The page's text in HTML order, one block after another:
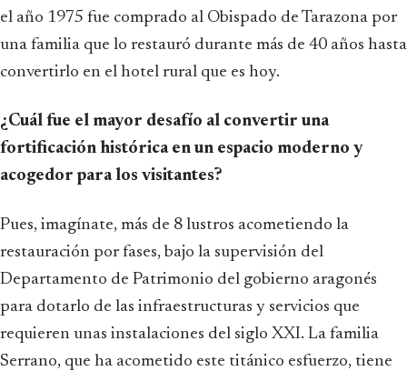
el año 1975 fue comprado al Obispado de Tarazona por
una familia que lo restauró durante más de 40 años hasta
convertirlo en el hotel rural que es hoy.
¿Cuál fue el mayor desafío al convertir una
fortificación histórica en un espacio moderno y
acogedor para los visitantes?
Pues, imagínate, más de 8 lustros acometiendo la
restauración por fases, bajo la supervisión del
Departamento de Patrimonio del gobierno aragonés
para dotarlo de las infraestructuras y servicios que
requieren unas instalaciones del siglo XXI. La familia
Serrano, que ha acometido este titánico esfuerzo, tiene